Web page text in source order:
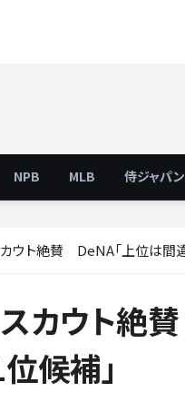
NPB MLB 侍ジャパン
ウト絶賛 DeNA「上位は間違
カウト絶
候補」